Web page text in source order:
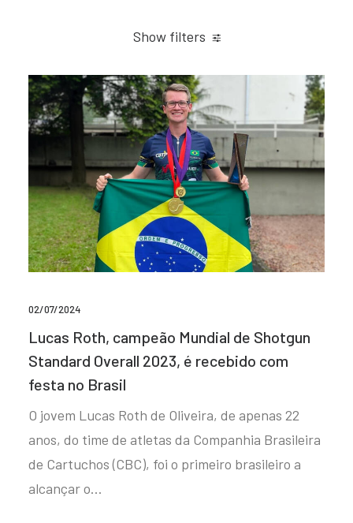
Show filters
02/07/2024
Lucas Roth, campeão Mundial de Shotgun
Standard Overall 2023, é recebido com
festa no Brasil
O jovem Lucas Roth de Oliveira, de apenas 22
anos, do time de atletas da Companhia Brasileira
de Cartuchos (CBC), foi o primeiro brasileiro a
alcançar o…